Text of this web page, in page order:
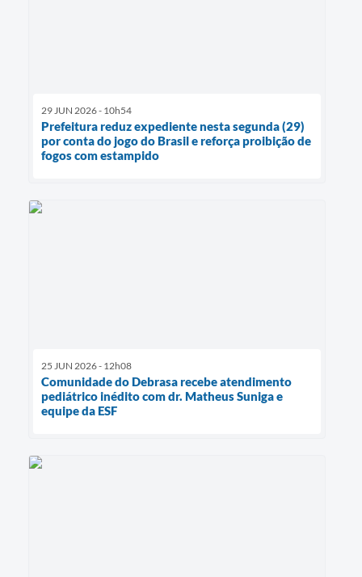
29 JUN 2026 - 10h54
Prefeitura reduz expediente nesta segunda (29)
por conta do jogo do Brasil e reforça proibição de
fogos com estampido
25 JUN 2026 - 12h08
Comunidade do Debrasa recebe atendimento
pediátrico inédito com dr. Matheus Suniga e
equipe da ESF